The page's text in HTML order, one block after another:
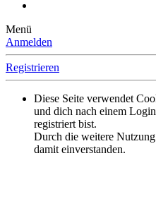
Menü
Anmelden
Registrieren
Diese Seite verwendet
und dich nach einem
registriert bist.
Durch die weitere
damit einverstanden.